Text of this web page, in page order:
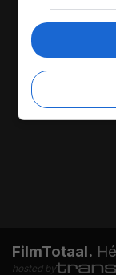
FilmTotaal.
hosted by